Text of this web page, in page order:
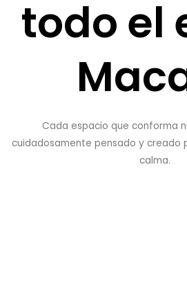
todo el
Cada espacio que conforma
cuidadosamente pensado y creado
calma.